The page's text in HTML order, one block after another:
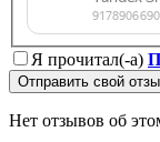
Я прочитал(-а)
Отправить свой
Нет отзывов об